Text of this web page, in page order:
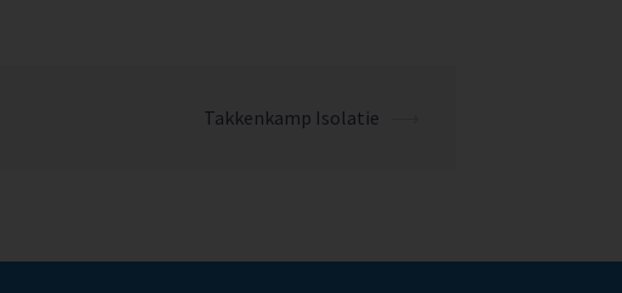
Takkenkamp Isolatie